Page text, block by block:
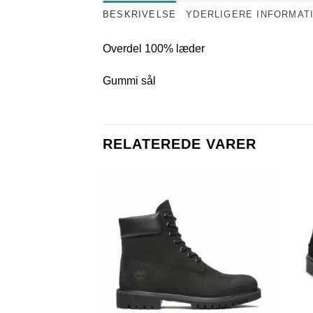
BESKRIVELSE YDERLIGERE
Overdel 100% læder
Gummi sål
RELATEREDE VARER